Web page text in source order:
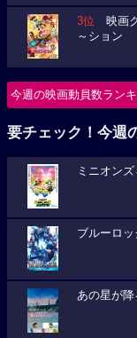
3位 映画
～ション
今週の映画動員数ラン
要チェック！今週
ミニオン
ブルーロッ
あの星が降